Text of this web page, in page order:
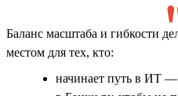
Баланс масштаба и гибкости
местом для тех, кто:
начинает путь в ИТ